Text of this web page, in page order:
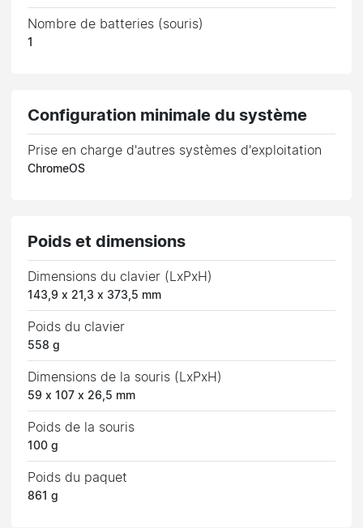
Nombre de batteries (souris)
1
Configuration minimale du système
Prise en charge d'autres systèmes d'exploitation
ChromeOS
Poids et dimensions
Dimensions du clavier (LxPxH)
143,9 x 21,3 x 373,5 mm
Poids du clavier
558 g
Dimensions de la souris (LxPxH)
59 x 107 x 26,5 mm
Poids de la souris
100 g
Poids du paquet
861 g